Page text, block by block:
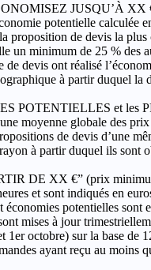
JUSQU’À XX
potentielle calculée
proposition de devis la plus
un minimum de 25 % des
de devis ont réalisé
à partir duquel la
POTENTIELLES et les
moyenne globale des
de devis d’une
à partir duquel ils sont
DE XX €” (prix
et sont indiqués en
potentielles sont
mises à jour
1er octobre) sur la base de
ayant reçu au moins